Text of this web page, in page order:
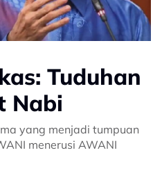
Tuduhan
Nabi
yang menjadi tumpuan
menerusi AWANI